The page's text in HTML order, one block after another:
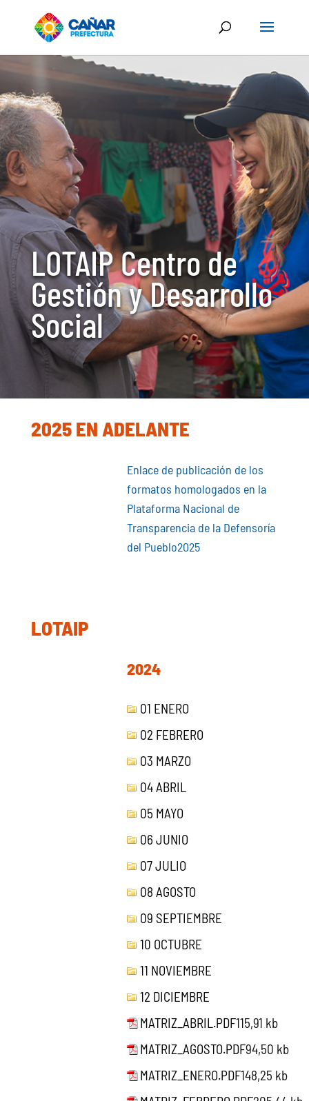
LOTAIP Centro de
Gestión y Desarrollo
Social
2025 EN ADELANTE
Enlace de publicación de los
formatos homologados en la
Plataforma Nacional de
Transparencia de la Defensoría
del Pueblo2025
LOTAIP
2024
01 ENERO
02 FEBRERO
03 MARZO
04 ABRIL
05 MAYO
06 JUNIO
07 JULIO
08 AGOSTO
09 SEPTIEMBRE
10 OCTUBRE
11 NOVIEMBRE
12 DICIEMBRE
MATRIZ_ABRIL.PDF115,91 kb
MATRIZ_AGOSTO.PDF94,50 kb
MATRIZ_ENERO.PDF148,25 kb